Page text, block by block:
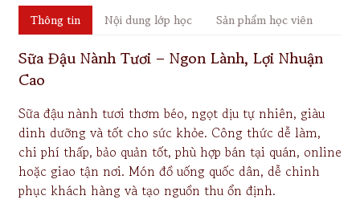
Thông tin Nội dung lớp học Sản phẩm học viên
Sữa Đậu Nành Tươi – Ngon Lành, Lợi Nhuận
Cao
Sữa đậu nành tươi thơm béo, ngọt dịu tự nhiên, giàu
dinh dưỡng và tốt cho sức khỏe. Công thức dễ làm,
chi phí thấp, bảo quản tốt, phù hợp bán tại quán, online
hoặc giao tận nơi. Món đồ uống quốc dân, dễ chinh
phục khách hàng và tạo nguồn thu ổn định.